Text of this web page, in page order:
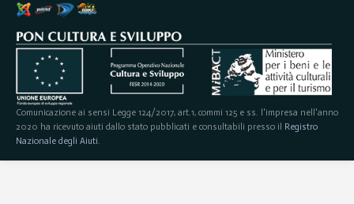
Comunicazione ai sensi Legge 124/2017, art.1, commi 125 e ss. l'impresa nell'anno
2020 ha ricevuto aiuti dallo stato pubblicati e consultabili presso il Registro
Nazionale degli Aiuti.